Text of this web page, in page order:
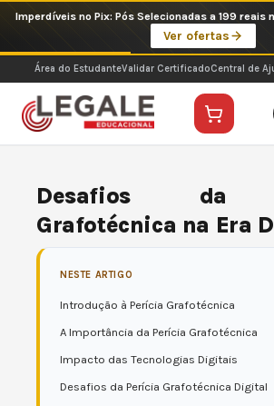
o
conteúdo
Imperdíveis no Pix: Pós Selecionadas a 199 reais
Ver ofertas
Área do EstudanteValidar CertificadoCentral de
Desafios da
Grafotécnica na Era
NESTE ARTIGO
Introdução à Perícia Grafotécnica
A Importância da Perícia Grafotécnica
Impacto das Tecnologias Digitais
Desafios da Perícia Grafotécnica Digital